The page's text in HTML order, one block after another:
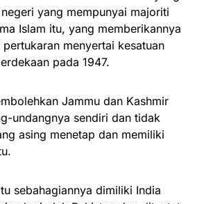
yang mempunyai majoriti
Islam itu, yang memberikannya
menyertai kesatuan
pada 1947.
Jammu dan Kashmir
undangnya sendiri dan tidak
asing menetap dan memiliki
sebahagiannya dimiliki India